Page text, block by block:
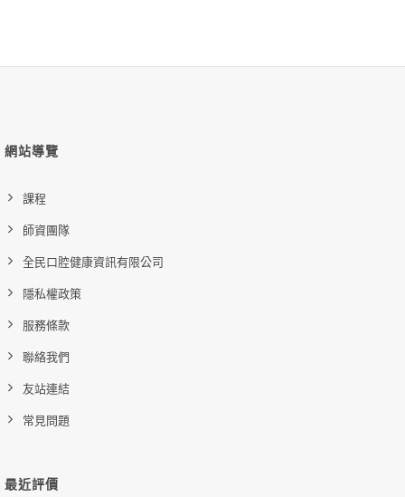
網站導覽
課程
師資團隊
全民口腔健康資訊有限公司
隱私權政策
服務條款
聯絡我們
友站連結
常見問題
最近評價